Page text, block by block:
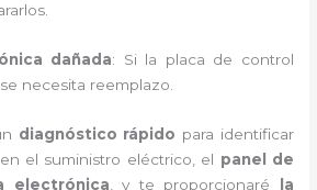
dañada: Si la placa de control
necesita reemplazo.
diagnóstico rápido para identificar
el suministro eléctrico, el panel de
electrónica , y te proporcionaré la